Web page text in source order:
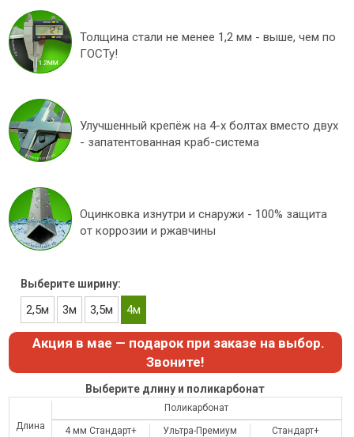
Толщина стали не менее 1,2 мм - выше, чем по
ГОСТу!
Улучшенный крепёж на 4-х болтах вместо двух
- запатентованная краб-система
Оцинковка изнутри и снаружи - 100% защита
от коррозии и ржавчины
Выберите ширину:
2,5м 3м 3,5м 4м
Акция в мае — подарок при заказе на выбор.
Звоните!
Выберите длину и поликарбонат
Длина
Поликарбонат
4 мм Стандарт+
Ультра-Премиум
Стандарт+